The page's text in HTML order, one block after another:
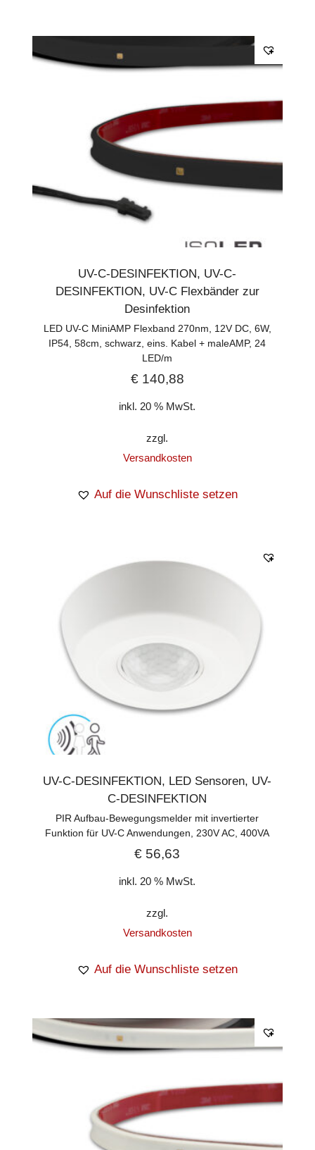
UV-C-DESINFEKTION, UV-C-
DESINFEKTION, UV-C Flexbänder zur
Desinfektion
LED UV-C MiniAMP Flexband 270nm, 12V DC, 6W,
IP54, 58cm, schwarz, eins. Kabel + maleAMP, 24
LED/m
€140,88
inkl. 20 % MwSt.
zzgl.
Versandkosten
Auf die Wunschliste setzen
UV-C-DESINFEKTION, LED Sensoren, UV-
C-DESINFEKTION
PIR Aufbau-Bewegungsmelder mit invertierter
Funktion für UV-C Anwendungen, 230V AC, 400VA
€ 56,63
inkl. 20 % MwSt.
zzgl.
Versandkosten
Auf die Wunschliste setzen